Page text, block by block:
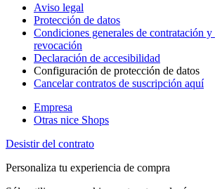
Aviso legal
Protección de datos
Condiciones generales de contratación
revocación
Declaración de accesibilidad
Configuración de protección de datos
Cancelar contratos de suscripción aquí
Empresa
Otras nice Shops
Desistir del contrato
Personaliza tu experiencia de compra